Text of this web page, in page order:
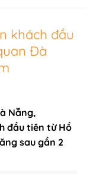
khách đầu
Đà
Nẵng,
đầu tiên từ Hồ
sau gần 2